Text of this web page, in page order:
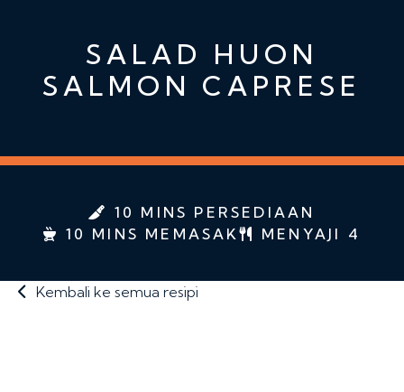
SALAD HUON
SALMON CAPRESE
10 MINS PERSEDIAAN
10 MINS MEMASAK
MENYAJI 4
Kembali ke semua resipi